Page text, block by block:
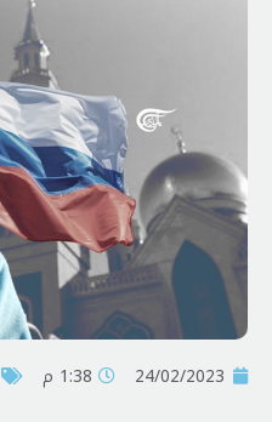
24/02/2023 1:38 م